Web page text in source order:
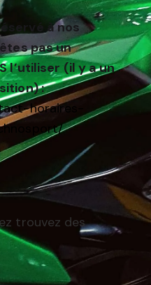
à nos
pas un
l’utiliser (il y a un
:
horaires-
trouvez des